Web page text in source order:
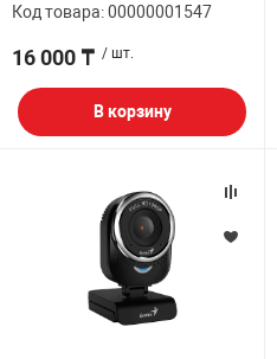
Код товара: 00000001547
16 000 ₸ / шт.
В корзину